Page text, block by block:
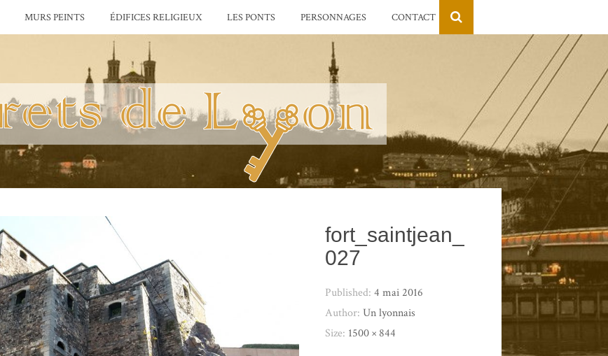
MURS PEINTS ÉDIFICES RELIGIEUX LES PONTS PERSONNAGES CONTACT
fort_saintjean_
027
Published: 4 mai 2016
Author: Un lyonnais
Size: 1500 × 844